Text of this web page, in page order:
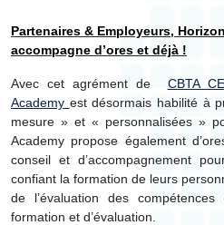
Partenaires & Employeurs,
accompagne d’ores et déjà !
Avec cet agrément de CBTA
Academy est désormais habilité à
mesure » et « personnalisées »
Academy propose également
conseil et d’accompagnement
confiant la formation de leurs
de l’évaluation des
formation et d’évaluation.